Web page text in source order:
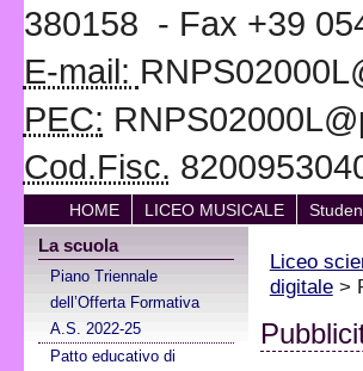
380158 - Fax +39
E-mail:
PEC:
Cod.Fisc.
HOME LICEO MUSICALE
La scuola
Piano Triennale
dell’Offerta Formativa
A.S. 2022-25
Patto educativo di
Liceo
digitale>